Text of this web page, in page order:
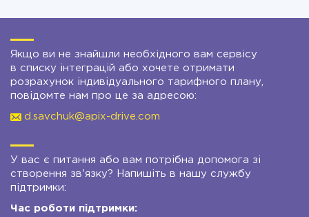
Якщо ви не знайшли необхідного вам сервісу
в списку інтеграцій або хочете отримати
розрахунок індивідуального тарифного плану,
повідомте нам про це за адресою:
d.savchuk@apix-drive.com
У вас є питання або вам потрібна допомога зі
створення зв'язку? Напишіть в нашу службу
підтримки:
Час роботи підтримки: